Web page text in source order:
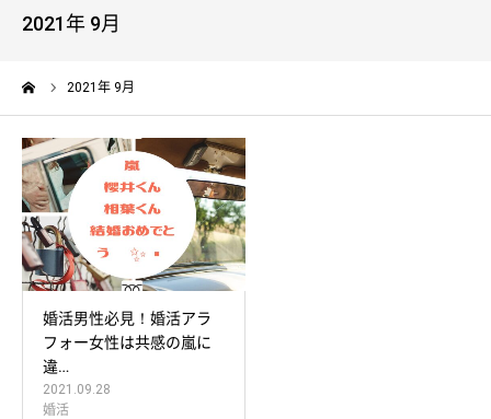
2021年 9月
2021年 9月
婚活男性必見！婚活アラ
フォー女性は共感の嵐に
違…
2021.09.28
婚活